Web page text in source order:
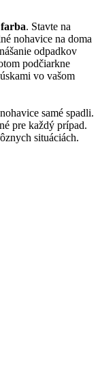
. Stavte na
nohavice na doma
odpadkov
podčiarkne
vo vašom
samé spadli.
pre každý prípad.
situáciách.